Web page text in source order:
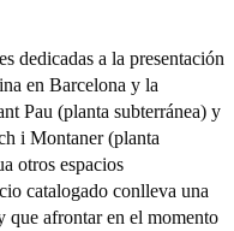
dedicadas a la presentación
en Barcelona y la
Pau (planta subterránea) y
i Montaner (planta
otros espacios
catalogado conlleva una
que afrontar en el momento